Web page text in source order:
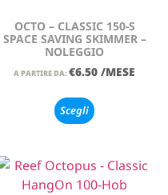
OCTO – CLASSIC 150-S
SPACE SAVING SKIMMER –
NOLEGGIO
A PARTIRE DA: €6.50 /MESE
Scegli